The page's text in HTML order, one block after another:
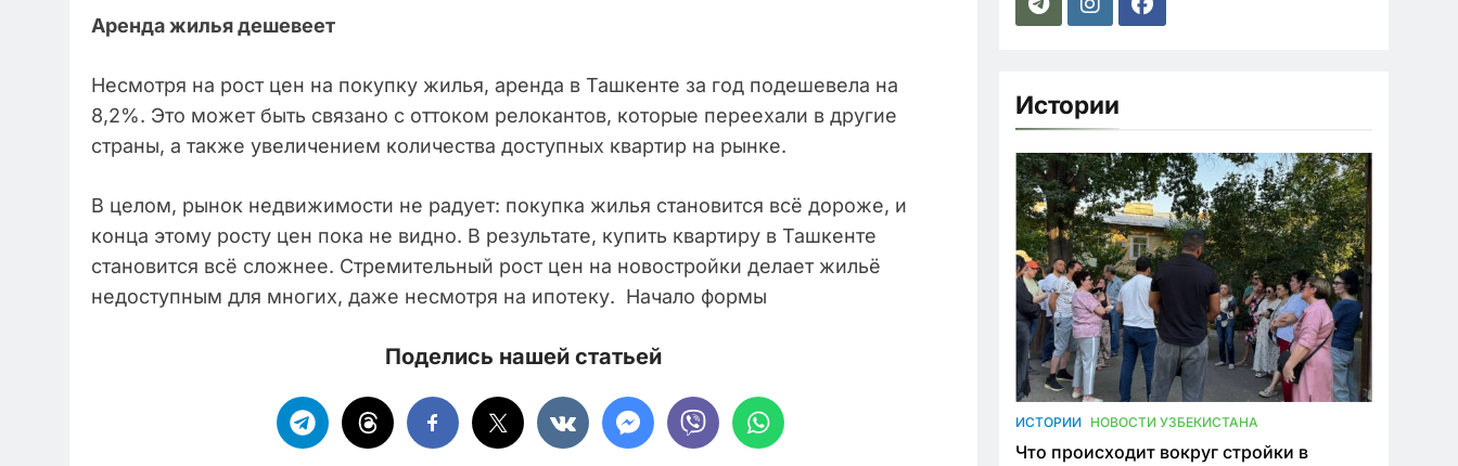
Аренда жилья дешевеет
Несмотря на рост цен на покупку жилья, аренда в Ташкенте за год подешевела на
8,2%. Это может быть связано с оттоком релокантов, которые переехали в другие
страны, а также увеличением количества доступных квартир на рынке.
В целом, рынок недвижимости не радует: покупка жилья становится всё дороже, и
конца этому росту цен пока не видно. В результате, купить квартиру в Ташкенте
становится всё сложнее. Стремительный рост цен на новостройки делает жильё
недоступным для многих, даже несмотря на ипотеку. Начало формы
Поделись нашей статьей
Истории
ИСТОРИИ НОВОСТИ УЗБЕКИСТАНА
Что происходит вокруг стройки в